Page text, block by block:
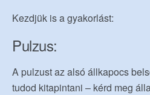
Kezdjük is a gyakorlást:
Pulzus:
A pulzust az alsó állkapocs
tudod kitapintani – kérd meg